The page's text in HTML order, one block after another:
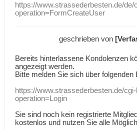
https://www.strassederbesten.de/
operation=FormCreateUser
geschrieben von
Bereits hinterlassene Kondolenzen
angezeigt werden.
Bitte melden Sie sich über folgenden
https://www.strassederbesten.de/
operation=Login
Sie sind noch kein registrierte
kostenlos und nutzen Sie alle